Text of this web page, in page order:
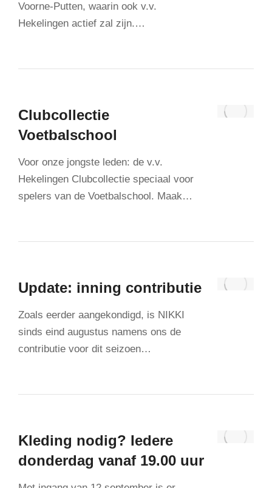
Voorne-Putten, waarin ook v.v.
Hekelingen actief zal zijn.…
Clubcollectie
Voetbalschool
Voor onze jongste leden: de v.v.
Hekelingen Clubcollectie speciaal voor
spelers van de Voetbalschool. Maak…
Update: inning contributie
Zoals eerder aangekondigd, is NIKKI
sinds eind augustus namens ons de
contributie voor dit seizoen…
Kleding nodig? Iedere
donderdag vanaf 19.00 uur